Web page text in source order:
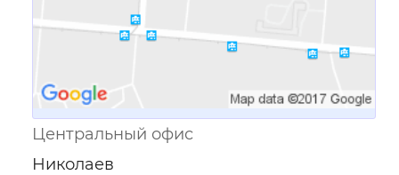
Центральный офис
Николаев